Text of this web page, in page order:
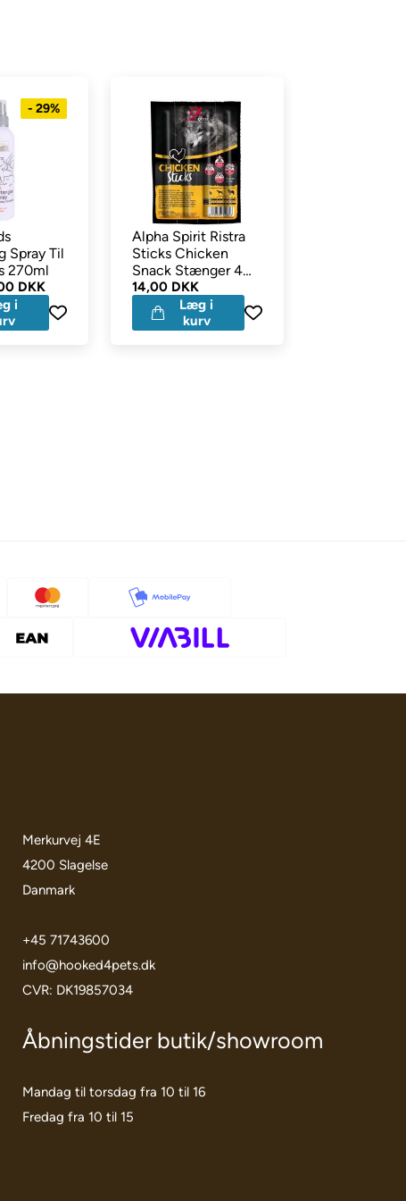
- 29%
Spray Til
270ml
DKK
i
Alpha Spirit Ristra
Sticks Chicken
Snack Stænger 4
stk
14,00 DKK
Læg i
kurv
Merkurvej 4E
4200 Slagelse
Danmark
+45 71743600
info@hooked4pets.dk
CVR: DK19857034
Åbningstider butik/showroom
Mandag til torsdag fra 10 til 16
Fredag fra 10 til 15